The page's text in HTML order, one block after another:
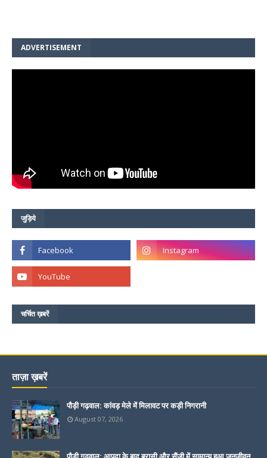
ADVERTISEMENT
जुड़िये
चर्चित ख़बरें
ताज़ा ख़बरें
पौड़ी गढ़वाल: कांवड़ मेले में मिलावट पर कड़ी निगरानी
August 07, 2026